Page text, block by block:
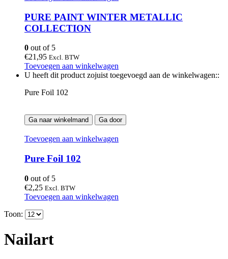
PURE PAINT WINTER METALLIC
COLLECTION
0 out of 5
€21,95 Excl. BTW
Toevoegen aan winkelwagen
U heeft dit product zojuist toegevoegd aan de winkelwagen::
Pure Foil 102
Ga naar winkelmand Ga door
Toevoegen aan winkelwagen
Pure Foil 102
0 out of 5
€2,25 Excl. BTW
Toevoegen aan winkelwagen
Toon:
Nailart